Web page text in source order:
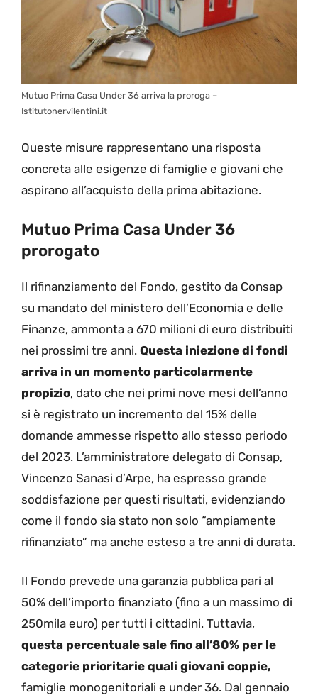
Mutuo Prima Casa Under 36 arriva la proroga –
Istitutonervilentini.it
Queste misure rappresentano una risposta
concreta alle esigenze di famiglie e giovani che
aspirano all’acquisto della prima abitazione.
Mutuo Prima Casa Under 36
prorogato
Il rifinanziamento del Fondo, gestito da Consap
su mandato del ministero dell’Economia e delle
Finanze, ammonta a 670 milioni di euro distribuiti
nei prossimi tre anni. Questa iniezione di fondi
arriva in un momento particolarmente
propizio, dato che nei primi nove mesi dell’anno
si è registrato un incremento del 15% delle
domande ammesse rispetto allo stesso periodo
del 2023. L’amministratore delegato di Consap,
Vincenzo Sanasi d’Arpe, ha espresso grande
soddisfazione per questi risultati, evidenziando
come il fondo sia stato non solo “ampiamente
rifinanziato” ma anche esteso a tre anni di durata.
Il Fondo prevede una garanzia pubblica pari al
50% dell’importo finanziato (fino a un massimo di
250mila euro) per tutti i cittadini. Tuttavia,
questa percentuale sale fino all’80% per le
categorie prioritarie quali giovani coppie,
famiglie monogenitoriali e under 36. Dal gennaio